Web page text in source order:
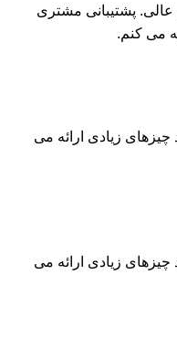
پشتیبانی مشتری
می کنم.
چیزهای زیادی ارائه می
چیزهای زیادی ارائه می